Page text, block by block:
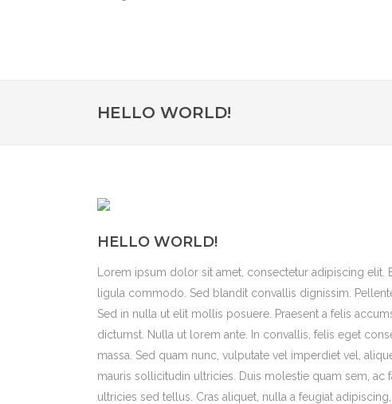
HELLO WORLD!
HELLO WORLD!
Lorem ipsum dolor sit amet, consectetur adipiscing
ligula commodo. Sed blandit convallis dignissim.
Sed in nulla ut elit mollis posuere. Praesent a felis
dictumst. Nulla ut lorem ante. In convallis, felis eget
massa. Sed quam nunc, vulputate vel imperdiet vel,
mauris sollicitudin ultricies. Duis molestie quam sem,
ultricies sed tellus. Cras aliquet, nulla a feugiat